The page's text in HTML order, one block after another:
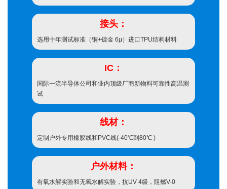
接头：
选用十年测试标准（铜+镀金 6μ）进口TPU结构材料
IC：
国际一流半导体公司和业内顶级厂商新物料可靠性高温测
试
线材：
定制户外专用橡胶线和PVC线(-40℃到80℃ )
户外材料：
有氧水解实验和无氧水解实验，抗UV 4级，阻燃V-0